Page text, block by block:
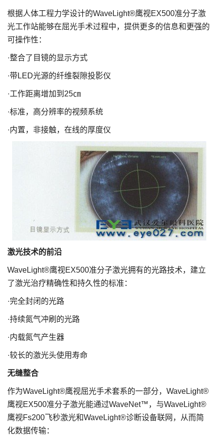
根据人体工程力学设计的WaveLight®鹰视EX500准分子激
光工作站能够在屈光手术过程中，提供更多的信息和更强的
可操作性：
·整合了目镜的显示方式
·带LED光源的纤维裂隙投影仪
·工作距离增加到25㎝
·标准，高分辨率的视频系统
·内置，非接触，在线的厚度仪
激光技术的前沿
WaveLight®鹰视EX500准分子激光拥有的光路技术，建立
了激光治疗精确性和持久性的标准：
·完全封闭的光路
·持续氮气冲刷的光路
·内载氮气产生器
·较长的激光头使用寿命
无缝整合
作为WaveLight®鹰视屈光手术套系的一部分，WaveLight®
鹰视EX500准分子激光能通过WaveNet™，与WaveLight®
鹰视Fs200飞秒激光和WaveLight®诊断设备联网，从而简
化数据传输：